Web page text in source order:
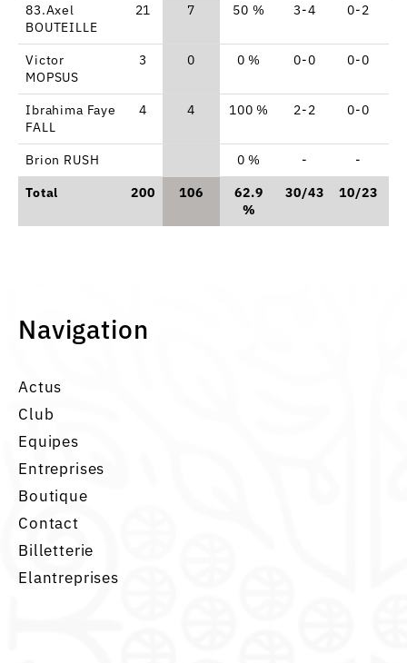
83.Axel
BOUTEILLE
21 7 50 % 3-4 0-2
Victor
MOPSUS
3 0 0 % 0-0 0-0
Ibrahima Faye
FALL
4 4 100 % 2-2 0-0
Brion RUSH 0 % -
-
Total
200 106
62.9
%
30/43 10/23
Navigation
Actus
Club
Equipes
Entreprises
Boutique
Contact
Billetterie
Elantreprises